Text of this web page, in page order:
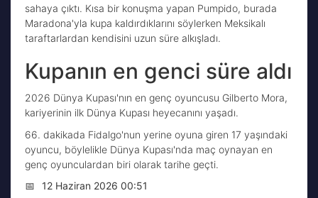
sahaya çıktı. Kısa bir konuşma yapan Pumpido, burada
Maradona'yla kupa kaldırdıklarını söylerken Meksikalı
taraftarlardan kendisini uzun süre alkışladı.
Kupanın en genci süre aldı
2026 Dünya Kupası'nın en genç oyuncusu Gilberto Mora,
kariyerinin ilk Dünya Kupası heyecanını yaşadı.
66. dakikada Fidalgo'nun yerine oyuna giren 17 yaşındaki
oyuncu, böylelikle Dünya Kupası'nda maç oynayan en
genç oyunculardan biri olarak tarihe geçti.
📅
12 Haziran 2026 00:51